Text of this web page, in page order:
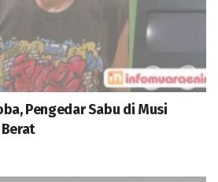
Pengedar Sabu di Musi